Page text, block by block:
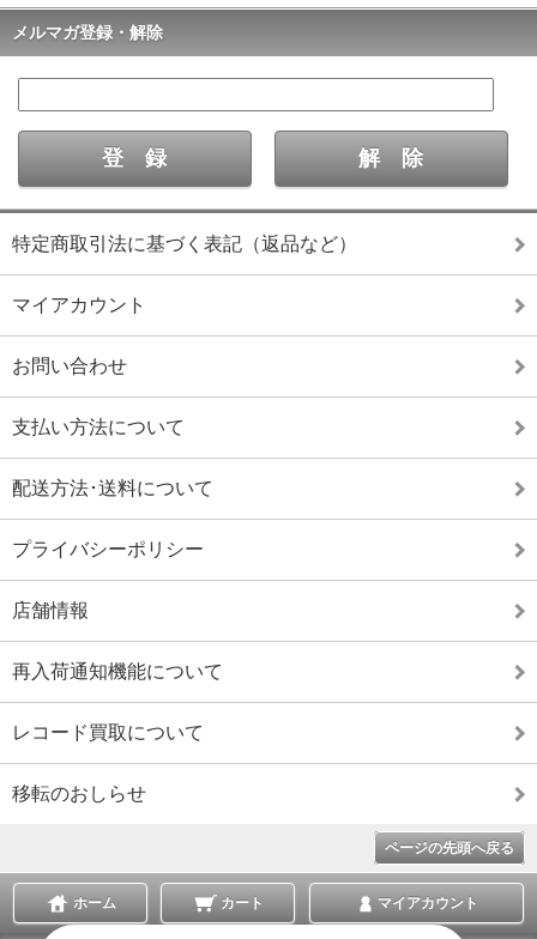
メルマガ登録・解除
特定商取引法に基づく表記（返品など）
マイアカウント
お問い合わせ
支払い方法について
配送方法･送料について
プライバシーポリシー
店舗情報
再入荷通知機能について
レコード買取について
移転のおしらせ
ページの先頭へ戻る
ホーム カート マイアカウント